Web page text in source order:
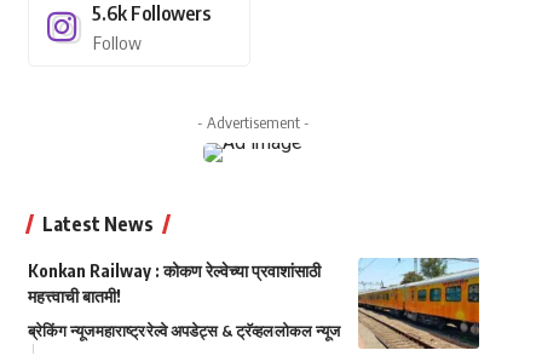
5.6k Followers
Follow
- Advertisement -
Latest News
Konkan Railway : कोकण रेल्वेच्या प्रवाशांसाठी
महत्त्वाची बातमी!
ब्रेकिंग न्यूजमहाराष्ट्ररेल्वे अपडेट्स & ट्रॅव्हललोकल न्यूज